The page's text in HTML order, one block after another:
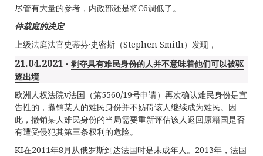
尽管有大量的参考，内政部还是将C6调低了。
仲裁庭的决定
上级法庭法官史蒂芬·史密斯（Stephen Smith）发现，
21.04.2021 - 剥夺具有难民身份的人并不意味着他们可以被驱
逐出境
欧洲人权法院v法国（第5560/19号申请）再次确认难民身份是宣
告性的，撤销某人的难民身份并不妨碍该人继续成为难民。因
此，撤销某人难民身份的当局需要重新评估该人返回原籍国是否
有遭受侵犯其第三条权利的危险。
KI在2011年8月从俄罗斯到达法国时是未成年人。2013年，法国